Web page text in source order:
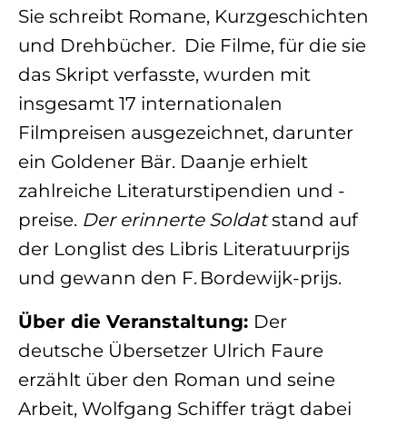
Sie schreibt Romane, Kurzgeschichten
und Drehbücher. Die Filme, für die sie
das Skript verfasste, wurden mit
insgesamt 17 internationalen
Filmpreisen ausgezeichnet, darunter
ein Goldener Bär. Daanje erhielt
zahlreiche Literaturstipendien und -
preise. Der erinnerte Soldatstand auf
der Longlist des Libris Literatuurprijs
und gewann den F. Bordewijk-prijs.
Über die Veranstaltung: Der
deutsche Übersetzer Ulrich Faure
erzählt über den Roman und seine
Arbeit, Wolfgang Schiffer trägt dabei